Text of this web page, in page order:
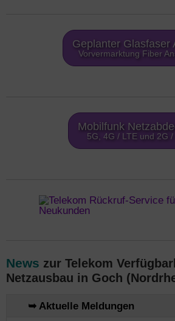
Geplanter Glasfaser
Vorvermarktung Fiber
Mobilfunk
5G, 4G / LTE und 2G /
News zur Telekom
Netzausbau in Goch
➥ Aktuelle Meldungen